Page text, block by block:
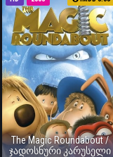
The Magic Roundabout /
ჯადოსნური კარუსელი